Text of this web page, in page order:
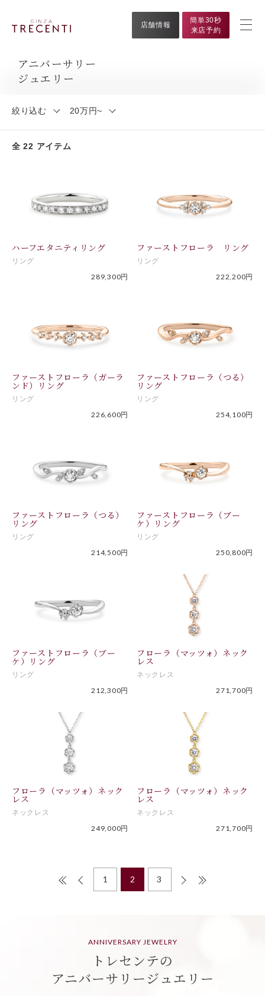
店舗情報
簡単30秒
来店予約
アニバーサリー
ジュエリー
全 22 アイテム
絞り込む 20万円~
ハーフエタニティリング
リング
289,300円
ファーストフローラ リング
リング
222,200円
ファーストフローラ（ガーラ
ンド）リング
リング
226,600円
ファーストフローラ（つる）
リング
リング
254,100円
ファーストフローラ（つる）
リング
リング
214,500円
ファーストフローラ（ブー
ケ）リング
リング
250,800円
ファーストフローラ（ブー
ケ）リング
リング
212,300円
フローラ（マッツォ）ネック
レス
ネックレス
271,700円
フローラ（マッツォ）ネック
レス
ネックレス
249,000円
フローラ（マッツォ）ネック
レス
ネックレス
271,700円
1 2 3
ANNIVERSARY JEWELRY
トレセンテの
アニバーサリージュエリー